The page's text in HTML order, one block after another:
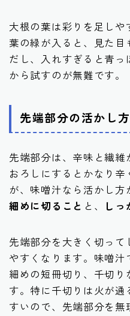
大根の葉は彩りを足し
葉の緑が入ると、見た
だし、入れすぎると青
から試すのが無難です。
先端部分の活かし方
先端部分は、辛味と繊
おろしにするとかなり
が、味噌汁なら活かし方
細めに切ること と、 しっ
先端部分を大きく切って
やすくなります。味噌汁
細めの短冊切り、千切
す。特に千切りは火が
すいので、先端部分を